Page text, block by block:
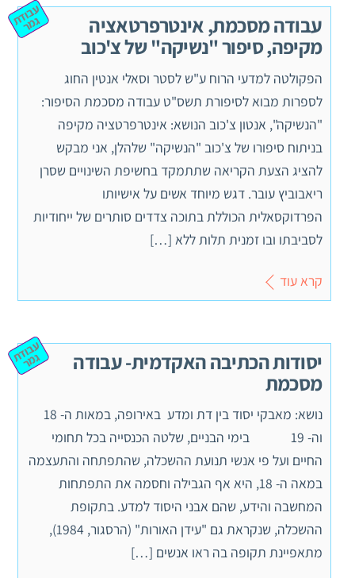
עבודה מסכמת, אינטרפרטאציה
מקיפה, סיפור "נשיקה" של צ'כוב
ע
ב
וד
ת ג
מ
ר
הפקולטה למדעי הרוח ע"ש לסטר וסאלי אנטין החוג
לספרות מבוא לסיפורת תשס"ט עבודה מסכמת הסיפור:
"הנשיקה", אנטון צ'כוב הנושא: אינטרפרטציה מקיפה
בניתוח סיפורו של צ'כוב "הנשיקה" שלהלן, אני מבקש
להציג הצעת הקריאה שתתמקד בחשיפת השינויים שסרן
ריאבוביץ עובר. דגש מיוחד אשים על אישיותו
הפרדוקסאלית הכוללת בתוכה צדדים סותרים של ייחודיות
לסביבתו ובו זמנית תלות ללא […]
קרא עוד
יסודות הכתיבה האקדמית- עבודה
מסכמת
ע
ב
וד
ת ג
מ
ר
נושא: מאבקי יסוד בין דת ומדע באירופה, במאות ה- 18
וה- 19 בימי הבניים, שלטה הכנסייה בכל תחומי
החיים ועל פי אנשי תנועת ההשכלה, שהתפתחה והתעצמה
במאה ה- 18, היא אף הגבילה וחסמה את התפתחות
המחשבה והידע, שהם אבני היסוד למדע. בתקופת
ההשכלה, שנקראת גם "עידן האורות" (הרסגור, 1984),
מתאפיינת תקופה בה ראו אנשים […]